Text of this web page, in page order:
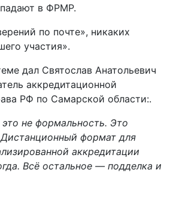
в ФРМР.
по почте», никаких
участия».
дал Святослав Анатольевич
аккредитационной
РФ по Самарской области:.
не формальность. Это
Дистанционный формат для
аккредитации
Всё остальное — подделка и